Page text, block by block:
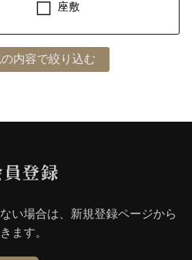
座敷
登録
い場合は、新規登録ページから
ます。